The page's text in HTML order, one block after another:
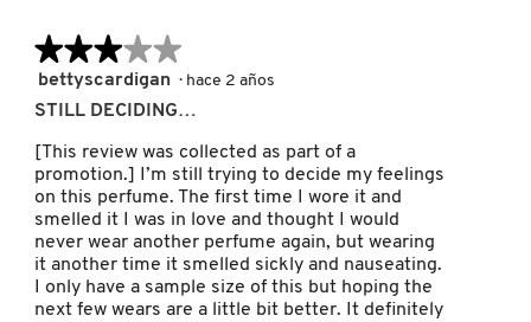
PAI-SHAU
PATCHOLOGY
PATRICK TA
PEACE OUT SKINCARE
★★★★★
★★★★★
3
de
estrellas.
bettyscardigan · hace 2 años
STILL DECIDING…
[This review was collected as part of a
promotion.] I’m still trying to decide my feelings
on this perfume. The first time I wore it and
smelled it I was in love and thought I would
never wear another perfume again, but wearing
it another time it smelled sickly and nauseating.
I only have a sample size of this but hoping the
next few wears are a little bit better. It definitely